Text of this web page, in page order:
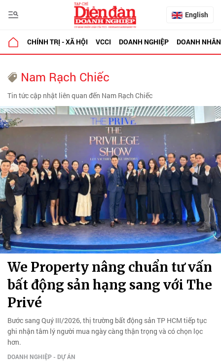
English
CHÍNH TRỊ - XÃ HỘI VCCI DOANH NGHIỆP DOANH NHÂN
Nam Rạch Chiếc
Tin tức cập nhật liên quan đến Nam Rạch Chiếc
We Property nâng chuẩn tư vấn
bất động sản hạng sang với The
Privé
Bước sang Quý III/2026, thị trường bất động sản TP HCM tiếp tục
ghi nhận tâm lý người mua ngày càng thận trọng và có chọn lọc
hơn.
DOANH NGHIỆP - DỰ ÁN